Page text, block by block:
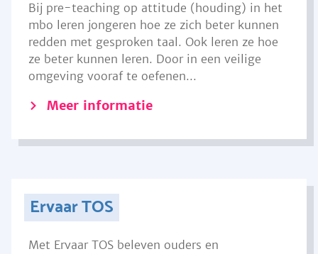
Bij pre-teaching op attitude (houding) in het
mbo leren jongeren hoe ze zich beter kunnen
redden met gesproken taal. Ook leren ze hoe
ze beter kunnen leren. Door in een veilige
omgeving vooraf te oefenen...
Meer informatie
Ervaar TOS
Met Ervaar TOS beleven ouders en